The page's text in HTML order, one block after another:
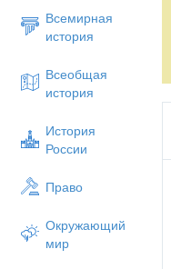
Всемирная
история
Всеобщая
история
История
России
Право
Окружающий
мир